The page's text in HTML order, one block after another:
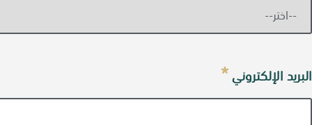
البريد الإلكتروني*